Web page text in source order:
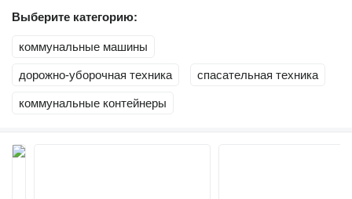
Выберите категорию:
коммунальные машины
дорожно-уборочная техника спасательная техника
коммунальные контейнеры